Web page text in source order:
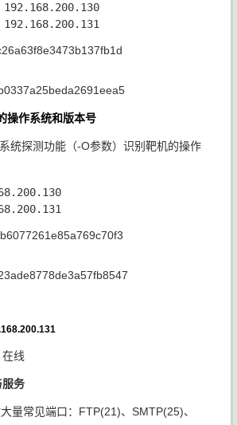
操作系统和版本号
统探测功能（-O参数）识别靶机的操作
在线
服务
量常见端口：FTP(21)、SMTP(25)、